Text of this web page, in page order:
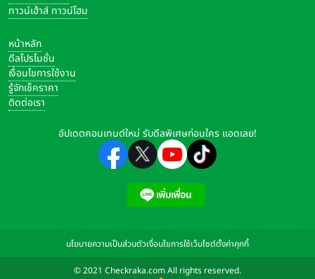
ทาวน์เฮ้าส์ ทาวน์โฮม
หน้าหลัก
ดีลโปรโมชั่น
เงื่อนไขการใช้งาน
รู้จักเช็คราคา
ติดต่อเรา
อัปเดตคอนเทนต์ใหม่ รับดีลพิเศษก่อนใคร แอดเลย!
นโยบายความเป็นส่วนตัวเงื่อนไขการใช้เว็บไซต์ตั้งค่าคุกกี้
© 2021 Checkraka.com All rights reserved.